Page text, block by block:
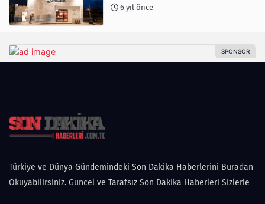
6 yıl önce
Türkiye ve Dünya Gündemindeki Son Dakika Haberlerini Buradan
Okuyabilirsiniz. Güncel ve Tarafsız Son Dakika Haberleri Sizlerle